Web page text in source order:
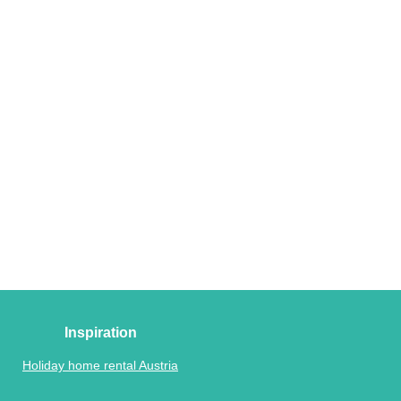
Inspiration
Holiday home rental Austria